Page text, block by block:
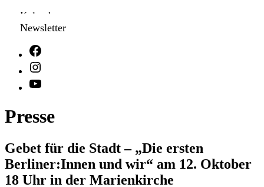
Kalender
Newsletter
Presse
Gebet für die Stadt – „Die ersten
Berliner:Innen und wir“ am 12. Oktober
18 Uhr in der Marienkirche